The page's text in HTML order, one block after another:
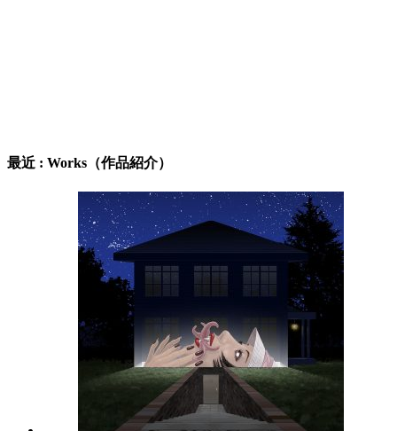
最近 : Works（作品紹介）